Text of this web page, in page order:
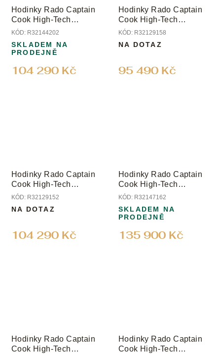
Hodinky Rado Captain
Cook High-Tech
Ceramic Diver
KÓD: R32144202
104 290 Kč
SKLADEM NA
PRODEJNĚ
Hodinky Rado Captain
Cook High-Tech
Ceramic Diver
KÓD: R32129158
95 490 Kč
NA DOTAZ
Hodinky Rado Captain
Cook High-Tech
Ceramic Diver
KÓD: R32129152
104 290 Kč
NA DOTAZ
Hodinky Rado Captain
Cook High-Tech
Ceramic Limited Edition
KÓD: R32147162
135 900 Kč
SKLADEM NA
PRODEJNĚ
Hodinky Rado Captain
Cook High-Tech
Hodinky Rado Captain
Cook High-Tech